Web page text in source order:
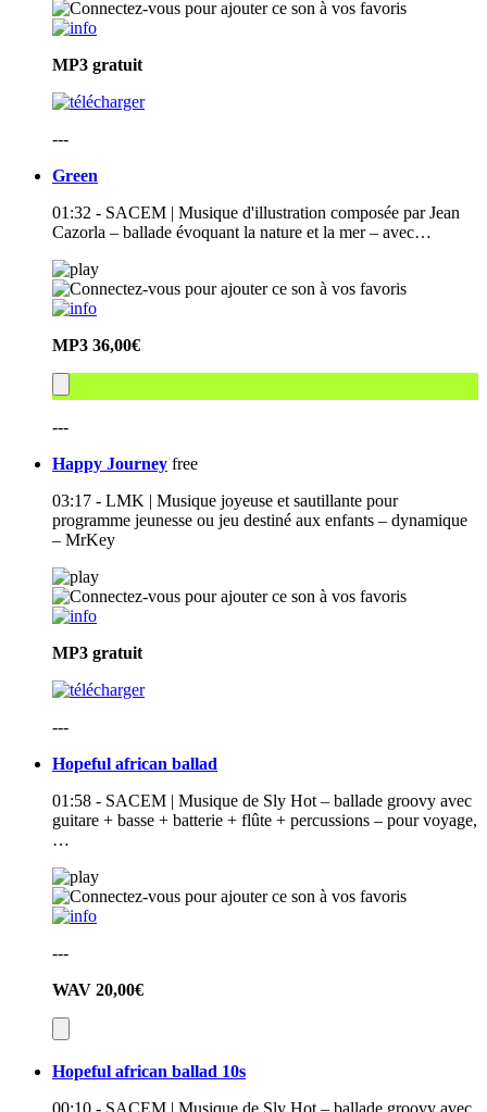
MP3 gratuit
---
Green
01:32 - SACEM | Musique d'illustration composée par Jean
Cazorla – ballade évoquant la nature et la mer – avec…
MP3 36,00€
---
Happy Journey free
03:17 - LMK | Musique joyeuse et sautillante pour
programme jeunesse ou jeu destiné aux enfants – dynamique
– MrKey
MP3 gratuit
---
Hopeful african ballad
01:58 - SACEM | Musique de Sly Hot – ballade groovy avec
guitare + basse + batterie + flûte + percussions – pour voyage,
…
---
WAV 20,00€
Hopeful african ballad 10s